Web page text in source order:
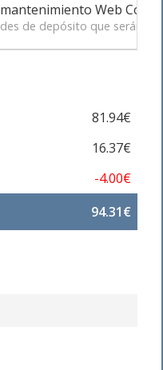
Web
de depósito que serán
81.94€
16.37€
-4.00€
94.31€